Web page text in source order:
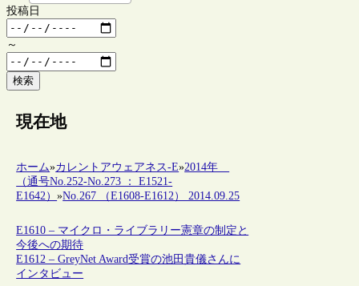
投稿日
～
検索
現在地
ホーム»カレントアウェアネス-E»2014年
（通号No.252-No.273 ： E1521-
E1642）»No.267 （E1608-E1612） 2014.09.25
E1610 – マイクロ・ライブラリー憲章の制定と
今後への期待
E1612 – GreyNet Award受賞の池田貴儀さんに
インタビュー